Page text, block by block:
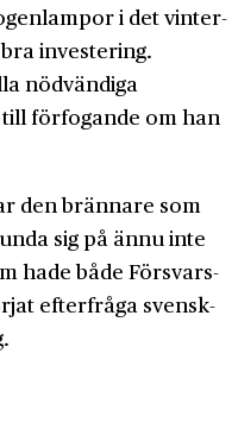
i det vinter­
investering.
nödvändiga
förfogande om han
den brännare som
sig på ännu inte
hade både Försvars­
efterfråga svensk­